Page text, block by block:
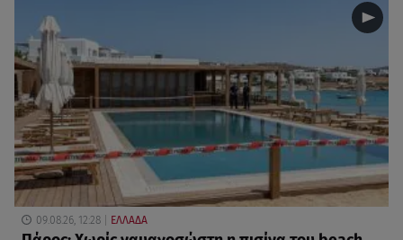
09.08.26, 12:28 ΕΛΛΑΔΑ